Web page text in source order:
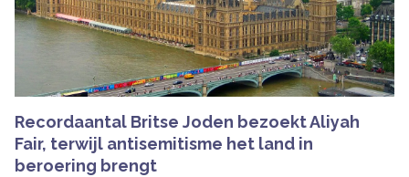
Recordaantal Britse Joden bezoekt Aliyah
Fair, terwijl antisemitisme het land in
beroering brengt